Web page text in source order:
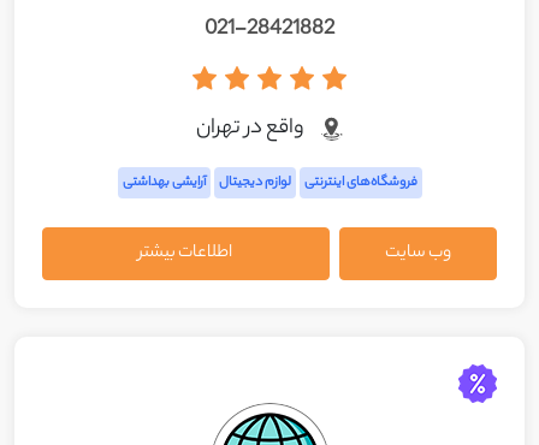
021-28421882
واقع در تهران
فروشگاه‌های اینترنتی لوازم دیجیتال آرایشی بهداشتی
وب سایت اطلاعات بیشتر